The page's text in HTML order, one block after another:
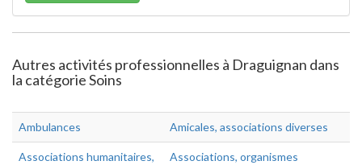
Autres activités professionnelles à Draguignan dans
la catégorie Soins
Ambulances Amicales, associations diverses
Associations humanitaires,
Associations, organismes